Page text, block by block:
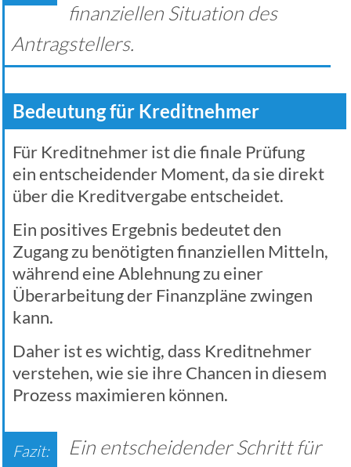
finanziellen Situation des
Antragstellers.
Bedeutung für Kreditnehmer
Für Kreditnehmer ist die finale Prüfung
ein entscheidender Moment, da sie direkt
über die Kreditvergabe entscheidet.
Ein positives Ergebnis bedeutet den
Zugang zu benötigten finanziellen Mitteln,
während eine Ablehnung zu einer
Überarbeitung der Finanzpläne zwingen
kann.
Daher ist es wichtig, dass Kreditnehmer
verstehen, wie sie ihre Chancen in diesem
Prozess maximieren können.
Ein entscheidender Schritt für